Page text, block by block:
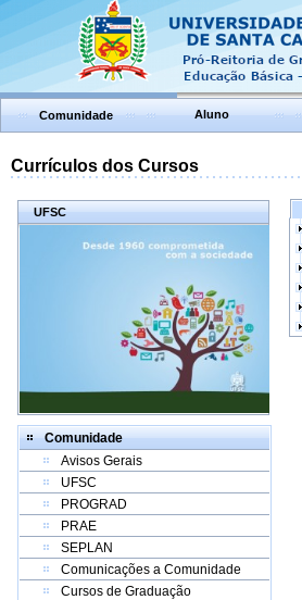
Comunidade Aluno
Currículos dos Cursos
UFSC
Comunidade
Avisos Gerais
UFSC
PROGRAD
PRAE
SEPLAN
Comunicações a Comunidade
Cursos de Graduação